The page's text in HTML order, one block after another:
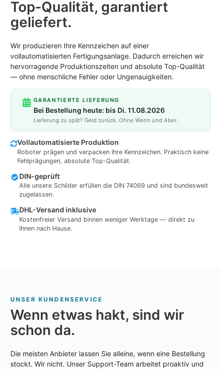
Top-Qualität, garantiert
geliefert.
Wir produzieren Ihre Kennzeichen auf einer
vollautomatisierten Fertigungsanlage. Dadurch erreichen wir
hervorragende Produktionszeiten und absolute Top-Qualität
— ohne menschliche Fehler oder Ungenauigkeiten.
GARANTIERTE LIEFERUNG
Bei Bestellung heute: bis Di. 11.08.2026
Lieferung zu spät? Geld zurück. Ohne Wenn und Aber.
Vollautomatisierte Produktion
Roboter prägen und verpacken Ihre Kennzeichen. Praktisch keine
Fehlprägungen, absolute Top-Qualität.
DIN-geprüft
Alle unsere Schilder erfüllen die DIN 74069 und sind bundesweit
zugelassen.
DHL-Versand inklusive
Kostenfreier Versand binnen weniger Werktage — direkt zu
Ihnen nach Hause.
UNSER KUNDENSERVICE
Wenn etwas hakt, sind wir
schon da.
Die meisten Anbieter lassen Sie alleine, wenn eine Bestellung
stockt. Wir nicht. Unser Support-Team arbeitet proaktiv und